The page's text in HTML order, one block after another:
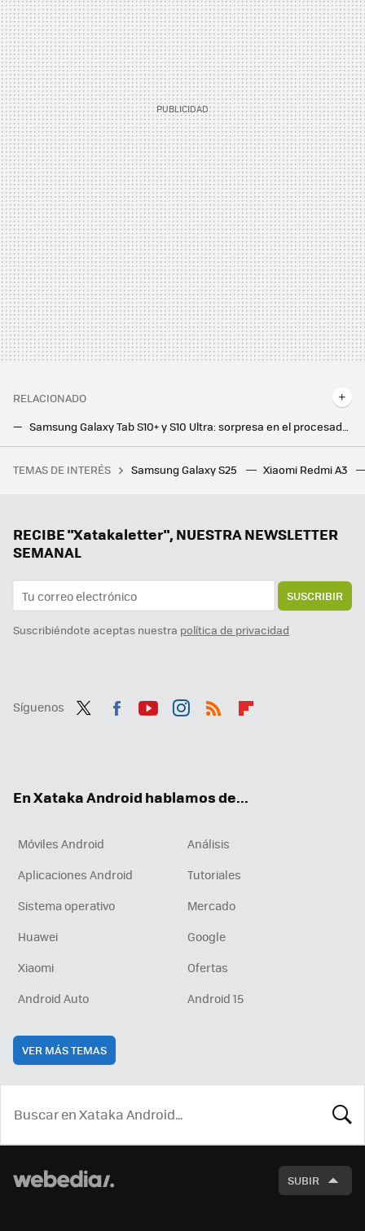
RELACIONADO
Samsung Galaxy Tab S10+ y S10 Ultra: sorpresa en el procesador, pantallas de lujo e IA por todas partes para hacerle frente a los iPad
Leroy Merlin tiene el kit solar perfecto para terrazas: sin obras y pensado para ahorrar en la factura
TEMAS DE INTERÉS Samsung Galaxy S25 Xiaomi Redmi A3
RECIBE "Xatakaletter", NUESTRA NEWSLETTER
SEMANAL
SUSCRIBIR
Suscribiéndote aceptas nuestra política de privacidad
Síguenos
En Xataka Android hablamos de...
Móviles Android
Análisis
Aplicaciones Android
Tutoriales
Sistema operativo
Mercado
Huawei
Google
Xiaomi
Ofertas
Android Auto
Android 15
VER MÁS TEMAS
SUBIR